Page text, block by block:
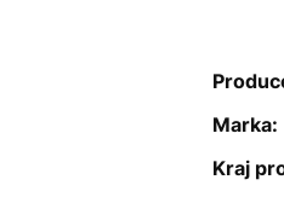
Marka:
Kraj